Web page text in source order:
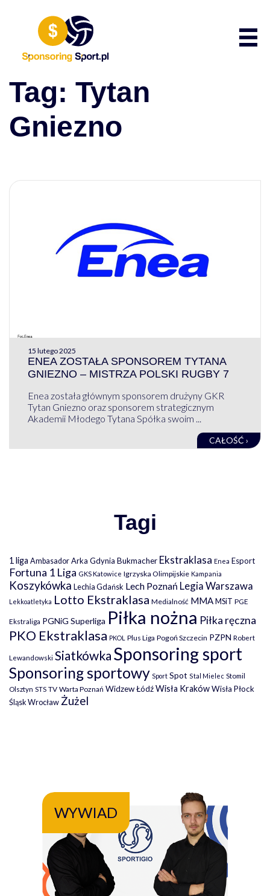
Tag: Tytan
Gniezno
15 lutego 2025
ENEA ZOSTAŁA SPONSOREM TYTANA
GNIEZNO – MISTRZA POLSKI RUGBY 7
Enea została głównym sponsorem drużyny GKR
Tytan Gniezno oraz sponsorem strategicznym
Akademii Młodego Tytana Spółka swoim ...
CAŁOŚĆ ›
Tagi
1 liga Ambasador Arka Gdynia Bukmacher Ekstraklasa Enea Esport
Fortuna 1 Liga GKS Katowice Igrzyska Olimpijskie Kampania
Koszykówka Lechia Gdańsk Lech Poznań Legia Warszawa
Lekkoatletyka Lotto Ekstraklasa Medialność MMAMSiT PGE
Ekstraliga PGNiG Superliga Piłka nożna Piłka ręczna
PKO Ekstraklasa PKOL Plus Liga Pogoń Szczecin PZPN Robert
Lewandowski Siatkówka Sponsoring sport
Sponsoring sportowy Sport Spot Stal Mielec Stomil
Olsztyn STS TV Warta Poznań Widzew ŁódźWisła KrakówWisła Płock
Śląsk Wrocław Żużel
WYWIAD